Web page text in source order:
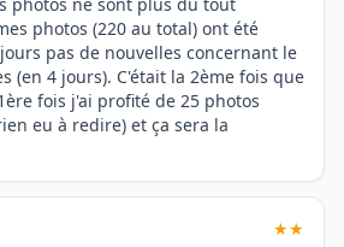
photos (220 au total) ont été
pas de nouvelles concernant le
(en 4 jours). C'était la 2ème fois que
fois j'ai profité de 25 photos
eu à redire) et ça sera la
★★